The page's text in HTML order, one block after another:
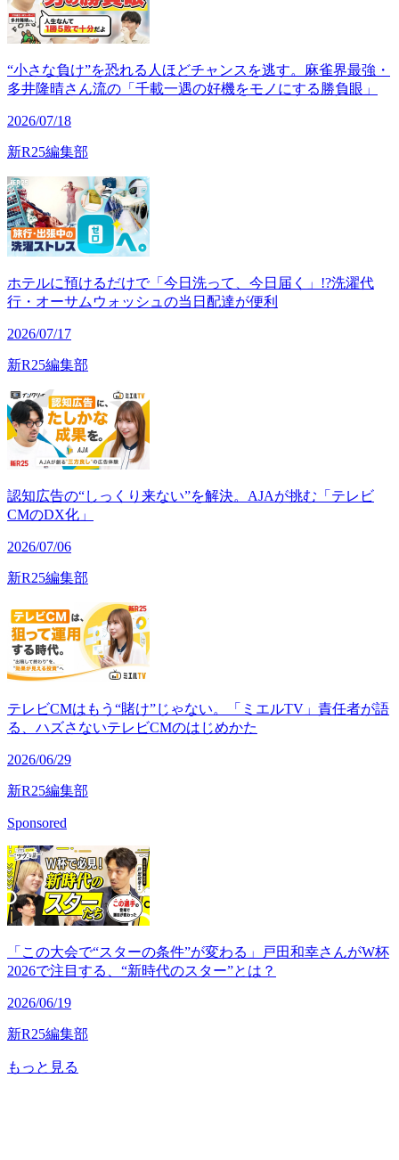
“小さな負け”を恐れる人ほどチャンスを逃す。麻雀界最強・
多井隆晴さん流の「千載一遇の好機をモノにする勝負眼」
2026/07/18
新R25編集部
ホテルに預けるだけで「今日洗って、今日届く」!?洗濯代
行・オーサムウォッシュの当日配達が便利
2026/07/17
新R25編集部
認知広告の“しっくり来ない”を解決。AJAが挑む「テレビ
CMのDX化」
2026/07/06
新R25編集部
テレビCMはもう“賭け”じゃない。「ミエルTV」責任者が語
る、ハズさないテレビCMのはじめかた
2026/06/29
新R25編集部
Sponsored
「この大会で“スターの条件”が変わる」戸田和幸さんがW杯
2026で注目する、“新時代のスター”とは？
2026/06/19
新R25編集部
もっと見る